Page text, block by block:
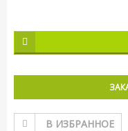
В ИЗБРАННОЕ